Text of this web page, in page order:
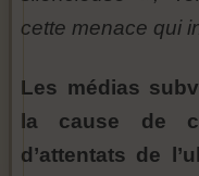
cette menace qui
Les médias
la cause de
d’attentats de